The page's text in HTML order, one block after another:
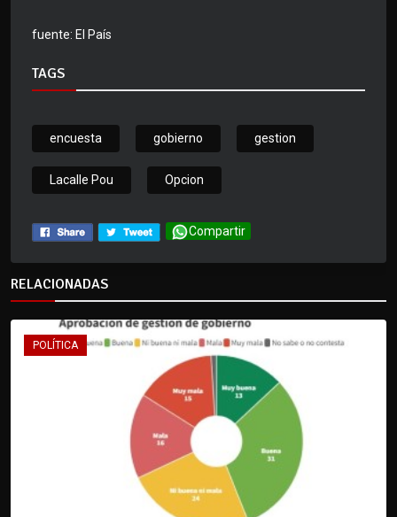
fuente: El País
TAGS
encuesta gobierno gestion
Lacalle Pou Opcion
Compartir
RELACIONADAS
POLÍTICA